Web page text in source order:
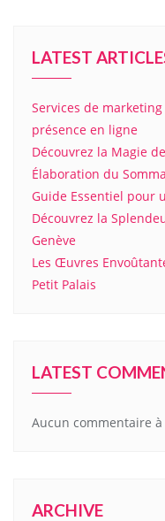
LATEST
Services de
présence en ligne
Découvrez la Magie
Élaboration du
Guide Essentiel pour
Découvrez la
Genève
Les Œuvres
Petit Palais
LATEST
Aucun commentaire
ARCHIVE